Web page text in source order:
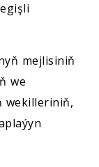
mejlisiniň
we
wekilleriniň,